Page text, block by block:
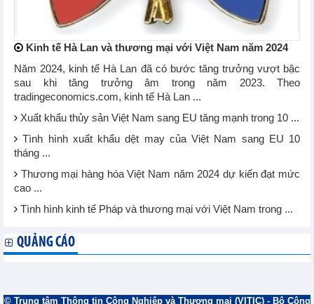
Kinh tế Hà Lan và thương mại với Việt Nam năm 2024
Năm 2024, kinh tế Hà Lan đã có bước tăng trưởng vượt bậc
sau khi tăng trưởng âm trong năm 2023. Theo
tradingeconomics.com, kinh tế Hà Lan ...
Xuất khẩu thủy sản Việt Nam sang EU tăng mạnh trong 10 ...
Tình hình xuất khẩu dệt may của Việt Nam sang EU 10
tháng ...
Thương mại hàng hóa Việt Nam năm 2024 dự kiến đạt mức
cao ...
Tình hình kinh tế Pháp và thương mại với Việt Nam trong ...
QUẢNG CÁO
© Trung tâm Thông tin Công Nghiệp và Thương mại (VITIC) - Bộ Công